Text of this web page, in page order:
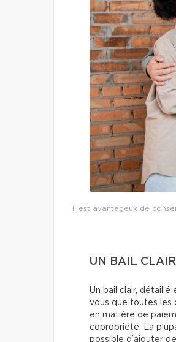
Il est avantageux de
UN BAIL
Un bail clair,
vous que toutes les
en matière de
copropriété. La
possible d’ajouter